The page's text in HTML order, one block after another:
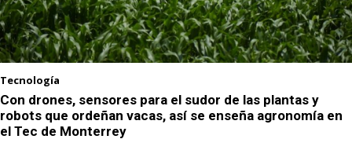
Tecnología
Con drones, sensores para el sudor de las plantas y
robots que ordeñan vacas, así se enseña agronomía en
el Tec de Monterrey